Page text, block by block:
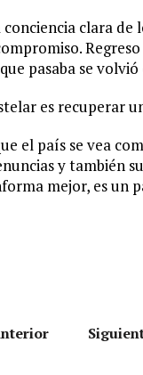
clara
pasaba se
es recuperar
el país se vea
y también
mejor, es un